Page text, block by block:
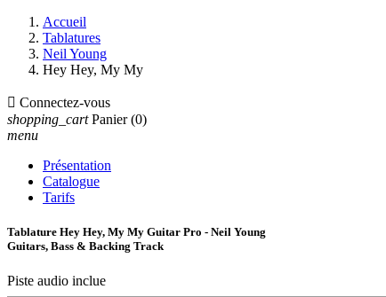
Accueil
Tablatures
Neil Young
Hey Hey, My My
 Connectez-vous
shopping_cart Panier (0)
menu
Présentation
Catalogue
Tarifs
Tablature Hey Hey, My My Guitar Pro - Neil Young
Guitars, Bass & Backing Track
Piste audio inclue